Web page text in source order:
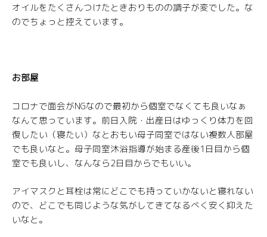
オイルをたくさんつけたときおりものの調子が変でした。な
のでちょっと控えています。
お部屋
コロナで面会がNGなので最初から個室でなくても良いなぁ
なんて思っています。前日入院・出産日はゆっくり体力を回
復したい（寝たい）なとおもい母子同室ではない複数人部屋
でも良いなと。母子同室沐浴指導が始まる産後1日目から個
室でも良いし、なんなら2日目からでもいい。
アイマスクと耳栓は常にどこでも持っていかないと寝れない
ので、どこでも同じような気がしてきてなるべく安く抑えた
いなと。